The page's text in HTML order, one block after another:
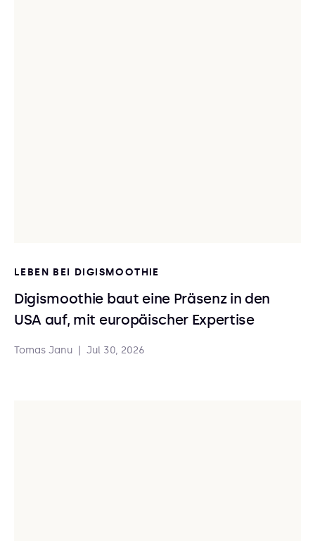
LEBEN BEI DIGISMOOTHIE
Digismoothie baut eine Präsenz in den
USA auf, mit europäischer Expertise
Tomas Janu Jul 30, 2026